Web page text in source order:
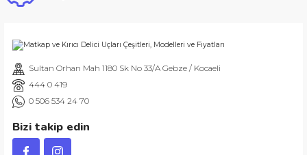
Sultan Orhan Mah 1180 Sk No 33/A Gebze / Kocaeli
444 0 419
0 506 534 24 70
Bizi takip edin